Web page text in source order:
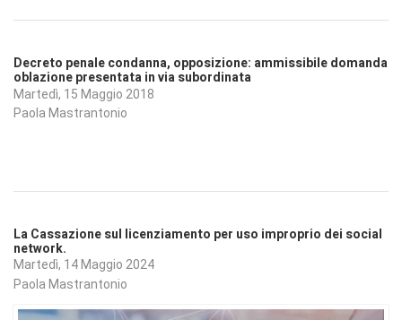
Decreto penale condanna, opposizione: ammissibile domanda
oblazione presentata in via subordinata
Martedì, 15 Maggio 2018
Paola Mastrantonio
La Cassazione sul licenziamento per uso improprio dei social
network.
Martedì, 14 Maggio 2024
Paola Mastrantonio